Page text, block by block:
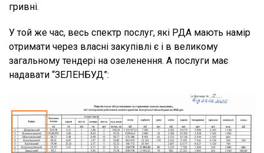
гривні.
У той же час, весь спектр послуг, які РДА мають намір
отримати через власні закупівлі є і в великому
загальному тендері на озеленення. А послуги має
надавати “ЗЕЛЕНБУД”: